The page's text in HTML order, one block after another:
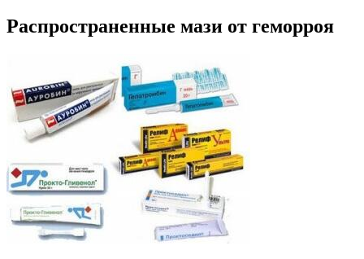
Распространенные мази от геморроя